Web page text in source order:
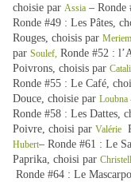
choisie par Assia – Ronde
Ronde #49 : Les Pâtes,
Rouges, choisis par
par Soulef, Ronde #52 :
Poivrons, choisis par
Ronde #55 : Le Café,
Douce, choisie par Loubna
Ronde #58 : Les Dattes,
Poivre, choisi par Valérie
Hubert– Ronde #61 : Le
Paprika, choisi par
Ronde #64 : Le